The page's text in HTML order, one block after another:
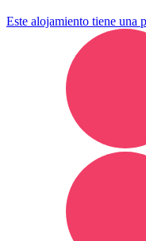
Este alojamiento tiene una